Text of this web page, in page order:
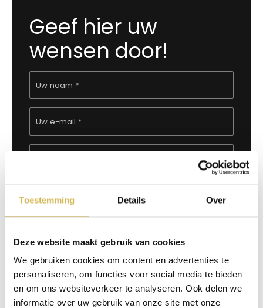
Toestemming Details Over
Deze website maakt gebruik van cookies
We gebruiken cookies om content en advertenties te
personaliseren, om functies voor social media te bieden
en om ons websiteverkeer te analyseren. Ook delen we
informatie over uw gebruik van onze site met onze
Geef hier uw
wensen door!
Uw naam *
Uw e-mail *
Waar kunnen wij u bij helpen? *
Verzenden